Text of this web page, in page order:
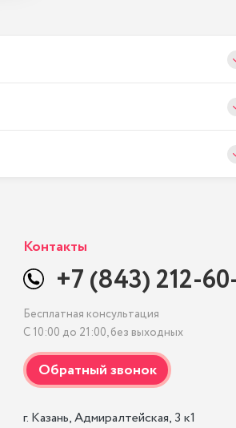
Контакты
+7 (843) 212-
Бесплатная консультация
С 10:00 до 21:00, без выходных
г. Казань, Адмиралтейская, 3 к1